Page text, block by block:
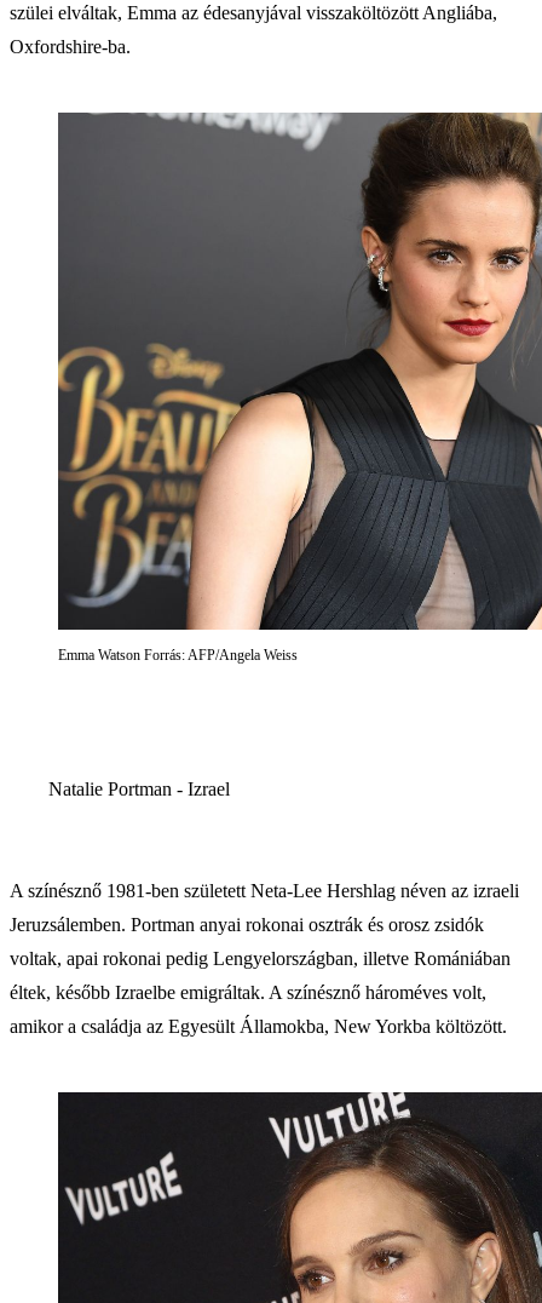
szülei elváltak, Emma az édesanyjával visszaköltözött Angliába,
Oxfordshire-ba.
Emma Watson Forrás: AFP/Angela Weiss
Natalie Portman - Izrael
A színésznő 1981-ben született Neta-Lee Hershlag néven az izraeli
Jeruzsálemben. Portman anyai rokonai osztrák és orosz zsidók
voltak, apai rokonai pedig Lengyelországban, illetve Romániában
éltek, később Izraelbe emigráltak. A színésznő hároméves volt,
amikor a családja az Egyesült Államokba, New Yorkba költözött.